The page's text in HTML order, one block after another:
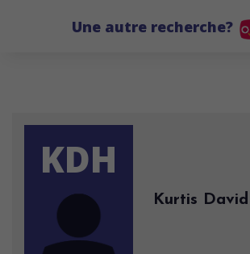
Une autre recherche?
KDH
Kurtis